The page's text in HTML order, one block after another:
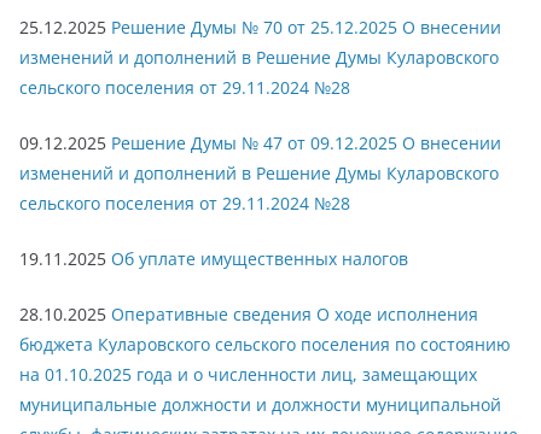
25.12.2025 Решение Думы № 70 от 25.12.2025 О внесении
изменений и дополнений в Решение Думы Куларовского
сельского поселения от 29.11.2024 №28
09.12.2025 Решение Думы № 47 от 09.12.2025 О внесении
изменений и дополнений в Решение Думы Куларовского
сельского поселения от 29.11.2024 №28
19.11.2025 Об уплате имущественных налогов
28.10.2025 Оперативные сведения О ходе исполнения
бюджета Куларовского сельского поселения по состоянию
на 01.10.2025 года и о численности лиц, замещающих
муниципальные должности и должности муниципальной